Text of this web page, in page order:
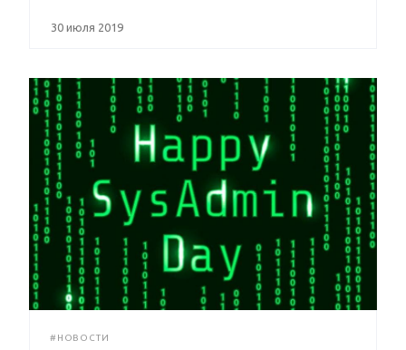
30 июля 2019
#НОВОСТИ